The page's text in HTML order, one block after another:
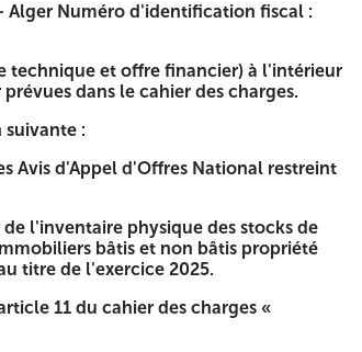
- Alger Numéro d'identification fiscal :
technique et offre financier) à l'intérieur
dans le cahier des charges.
:
Avis d'Appel d'Offres National restreint
l'inventaire physique des stocks de
bâtis et non bâtis propriété
titre de l'exercice 2025.
11 du cahier des charges «